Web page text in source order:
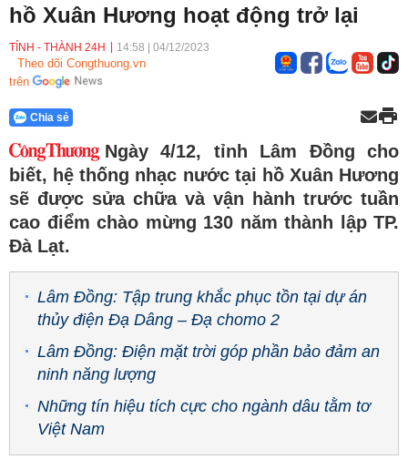
hồ Xuân Hương hoạt động trở lại
TỈNH - THÀNH 24H 14:58 04/12/2023
Theo dõi Congthuong.vn
trên
Chia sẻ
Ngày 4/12, tỉnh Lâm Đồng cho
biết, hệ thống nhạc nước tại hồ Xuân Hương
sẽ được sửa chữa và vận hành trước tuần
cao điểm chào mừng 130 năm thành lập TP.
Đà Lạt.
Lâm Đồng: Tập trung khắc phục tồn tại dự án
thủy điện Đạ Dâng – Đạ chomo 2
Lâm Đồng: Điện mặt trời góp phần bảo đảm an
ninh năng lượng
Những tín hiệu tích cực cho ngành dâu tằm tơ
Việt Nam